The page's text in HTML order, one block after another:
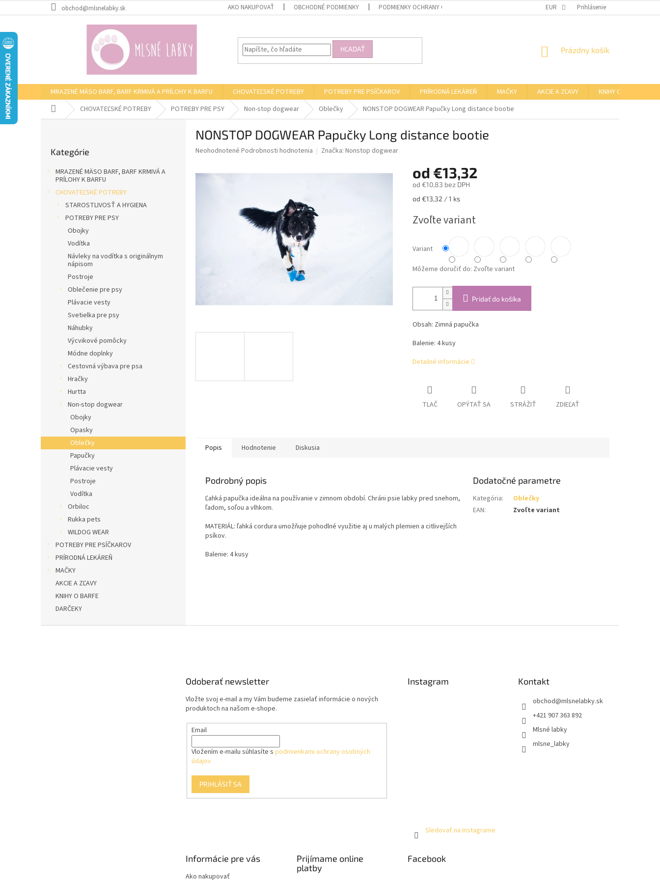
na
obchod@mlsnelabky.sk AKO NAKUPOVAŤ OBCHODNÉ PODMIENKY PODMIENKY OCHRANY OSOBNÝCH ÚDAJOV OTVÁRACIE HODINY KAMENNEJ PREDAJNE
EUR Prihlásenie
HĽADAŤ
NÁKUPNÝ
Prázdny košík
MRAZENÉ MÄSO BARF, BARF KRMIVÁ A PRÍLOHY K BARFU CHOVATEĽSKÉ POTREBY POTREBY PRE PSÍČKAROV PRÍRODNÁ LEKÁREŇ MAČKY AKCIE A ZĽAVY
KNIHY O BARFE
Domov CHOVATEĽSKÉ POTREBY POTREBY PRE PSY Non-stop dogwear Oblečky NONSTOP DOGWEAR Papučky Long distance bootie
kategórie
Kategórie
MRAZENÉ MÄSO BARF, BARF KRMIVÁ A
PRÍLOHY K BARFU
CHOVATEĽSKÉ POTREBY
STAROSTLIVOSŤ A HYGIENA
POTREBY PRE PSY
Obojky
Vodítka
Návleky na vodítka s originálnym
nápisom
Postroje
Oblečenie pre psy
Plávacie vesty
Svetielka pre psy
Náhubky
Výcvikové pomôcky
Módne doplnky
Cestovná výbava pre psa
Hračky
Hurtta
Non-stop dogwear
Obojky
Opasky
Oblečky
Papučky
Plávacie vesty
Postroje
Vodítka
Orbiloc
Rukka pets
WILDOG WEAR
POTREBY PRE PSÍČKAROV
PRÍRODNÁ LEKÁREŇ
MAČKY
AKCIE A ZĽAVY
KNIHY O BARFE
DARČEKY
NONSTOP DOGWEAR Papučky Long distance bootie
Priemerné
Neohodnotené Podrobnosti hodnotenia Značka: Nonstop dogwear
od €13,32
od €10,83 bez DPH
Jednotková
od €13,32 / 1 ks
Zvoľte variant
Variant
Môžeme doručiť do: Zvoľte variant
Pridať do košíka
Obsah: Zimná papučka
Balenie: 4 kusy
Detailné informácie
TLAČ OPÝTAŤ SA STRÁŽIŤ ZDIEĽAŤ
Popis Hodnotenie Diskusia
Podrobný popis
Ľahká papučka ideálna na používanie v zimnom období. Chráni psie labky pred snehom,
ľadom, soľou a vlhkom.
MATERIÁL: ľahká cordura umožňuje pohodlné využitie aj u malých plemien a citlivejších
psíkov.
Balenie: 4 kusy
Dodatočné parametre
Kategória:
Oblečky
EAN: Zvoľte variant
Odoberať newsletter
Vložte svoj e-mail a my Vám budeme zasielať informácie o nových
produktoch na našom e-shope.
Email
Vložením e-mailu súhlasíte s podmienkami ochrany osobných
údajov
PRIHLÁSIŤ SA
Instagram
Sledovať na Instagrame
Kontakt
obchod@mlsnelabky.sk
+421 907 363 892
Mlsné labky
mlsne_labky
Informácie pre vás
Ako nakupovať
Prijímame online
platby
Facebook